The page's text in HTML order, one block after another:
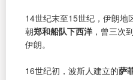
14世纪末至15世纪，伊朗地
朝郑和船队下西洋 ，曾三次
伊朗。
16世纪初，波斯人建立的萨